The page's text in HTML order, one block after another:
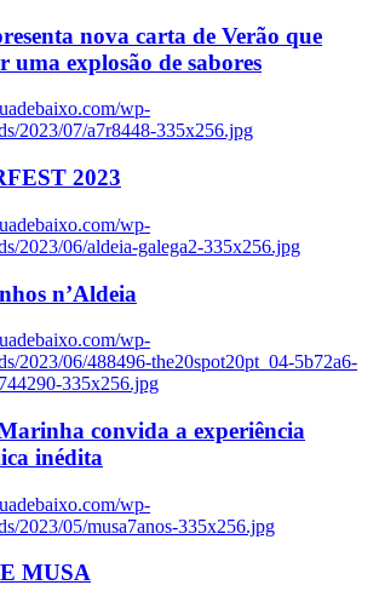
nova carta de Verão que
uma explosão de sabores
wp-
2023/07/a7r8448-335x256.jpg
2023
wp-
2023/06/aldeia-galega2-335x256.jpg
n’Aldeia
wp-
2023/06/488496-the20spot20pt_04-5b72a6-
335x256.jpg
convida a experiência
inédita
wp-
2023/05/musa7anos-335x256.jpg
MUSA